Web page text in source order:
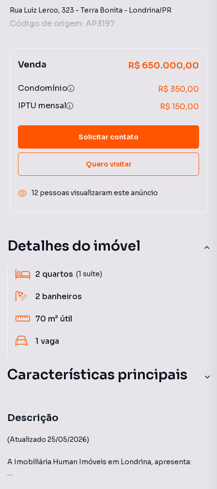
Detalhes do imóvel
2 quartos (1 suíte)
2 banheiros
70 m² útil
1 vaga
Características principais
Descrição
(Atualizado 25/05/2026)
A Imobiliária Human Imóveis em Londrina, apresenta:
Rua Luiz Lerco, 323 - Terra Bonita - Londrina/PR
Código de origem: AP3197
Venda R$ 650.000,00
Condomínio
R$ 350,00
IPTU mensal
R$ 150,00
Solicitar contato
Quero visitar
12 pessoas visualizaram este anúncio